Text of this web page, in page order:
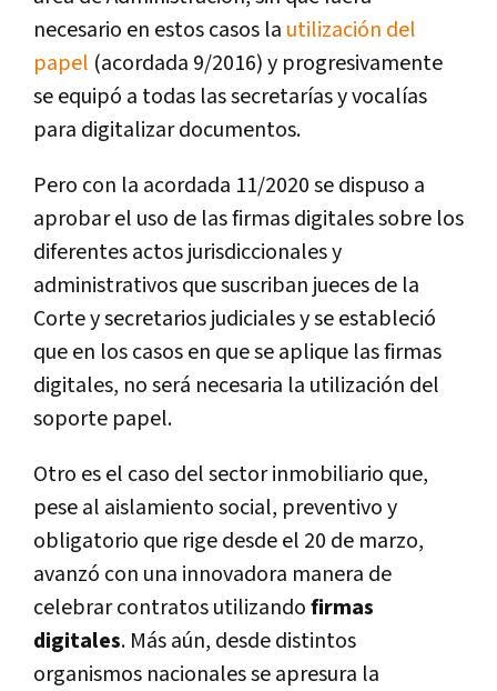
necesario en estos casos la utilización del
papel (acordada 9/2016) y progresivamente
se equipó a todas las secretarías y vocalías
para digitalizar documentos.
Pero con la acordada 11/2020 se dispuso a
aprobar el uso de las firmas digitales sobre los
diferentes actos jurisdiccionales y
administrativos que suscriban jueces de la
Corte y secretarios judiciales y se estableció
que en los casos en que se aplique las firmas
digitales, no será necesaria la utilización del
soporte papel.
Otro es el caso del sector inmobiliario que,
pese al aislamiento social, preventivo y
obligatorio que rige desde el 20 de marzo,
avanzó con una innovadora manera de
celebrar contratos utilizandofirmas
digitales. Más aún, desde distintos
organismos nacionales se apresura la